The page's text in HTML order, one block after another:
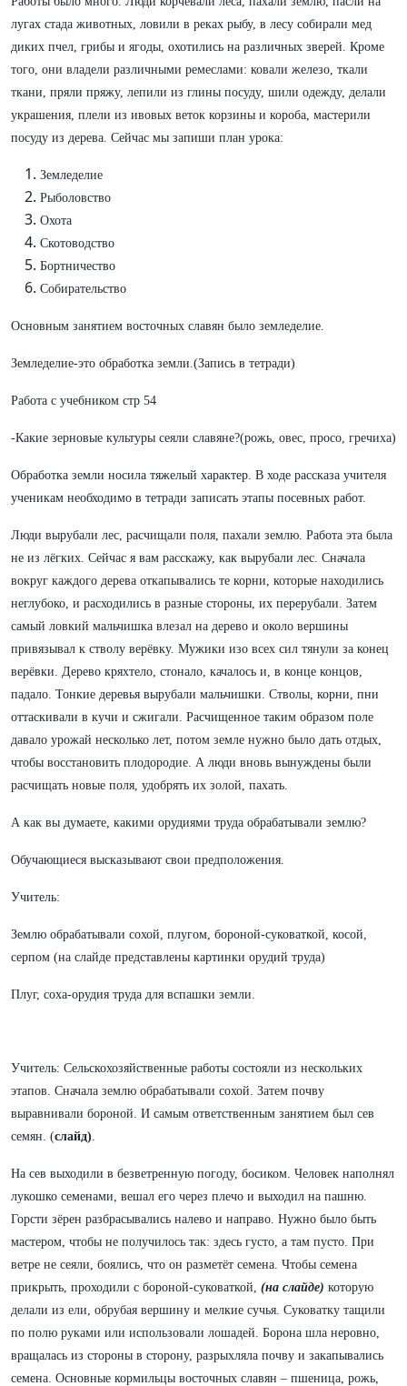
лугах стада животных, ловили в реках рыбу, в лесу собирали мед
диких пчел, грибы и ягоды, охотились на различных зверей. Кроме
того, они владели различными ремеслами: ковали железо, ткали
ткани, пряли пряжу, лепили из глины посуду, шили одежду, делали
украшения, плели из ивовых веток корзины и короба, мастерили
посуду из дерева. Сейчас мы запиши план урока:
Земледелие
Рыболовство
Охота
Скотоводство
Бортничество
Собирательство
Основным занятием восточных славян было земледелие.
Земледелие-это обработка земли.(Запись в тетради)
Работа с учебником стр 54
-Какие зерновые культуры сеяли славяне?(рожь, овес, просо, гречиха)
Обработка земли носила тяжелый характер. В ходе рассказа учителя
ученикам необходимо в тетради записать этапы посевных работ.
Люди вырубали лес, расчищали поля, пахали землю. Работа эта была
не из лёгких. Сейчас я вам расскажу, как вырубали лес. Сначала
вокруг каждого дерева откапывались те корни, которые находились
неглубоко, и расходились в разные стороны, их перерубали. Затем
самый ловкий мальчишка влезал на дерево и около вершины
привязывал к стволу верёвку. Мужики изо всех сил тянули за конец
верёвки. Дерево кряхтело, стонало, качалось и, в конце концов,
падало. Тонкие деревья вырубали мальчишки. Стволы, корни, пни
оттаскивали в кучи и сжигали. Расчищенное таким образом поле
давало урожай несколько лет, потом земле нужно было дать отдых,
чтобы восстановить плодородие. А люди вновь вынуждены были
расчищать новые поля, удобрять их золой, пахать.
А как вы думаете, какими орудиями труда обрабатывали землю?
Обучающиеся высказывают свои предположения.
Учитель:
Землю обрабатывали сохой, плугом, бороной-суковаткой, косой,
серпом (на слайде представлены картинки орудий труда)
Плуг, соха-орудия труда для вспашки земли.
Учитель: Сельскохозяйственные работы состояли из нескольких
этапов. Сначала землю обрабатывали сохой. Затем почву
выравнивали бороной. И самым ответственным занятием был сев
семян. (слайд).
На сев выходили в безветренную погоду, босиком. Человек наполнял
лукошко семенами, вешал его через плечо и выходил на пашню.
Горсти зёрен разбрасывались налево и направо. Нужно было быть
мастером, чтобы не получилось так: здесь густо, а там пусто. При
ветре не сеяли, боялись, что он разметёт семена. Чтобы семена
прикрыть, проходили с бороной-суковаткой, (на слайде) которую
делали из ели, обрубая вершину и мелкие сучья. Суковатку тащили
по полю руками или использовали лошадей. Борона шла неровно,
вращалась из стороны в сторону, разрыхляла почву и закапывались
семена. Основные кормильцы восточных славян – пшеница, рожь,